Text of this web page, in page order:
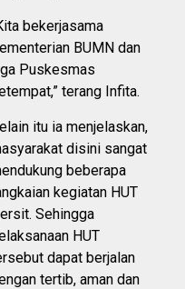
bekerjasama
BUMN dan
Puskesmas
terang Infita.
itu ia menjelaskan,
disini sangat
beberapa
kegiatan HUT
Sehingga
HUT
dapat berjalan
tertib, aman dan